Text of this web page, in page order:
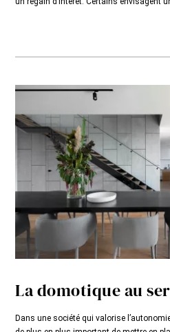
La domotique au
Dans une société qui valorise